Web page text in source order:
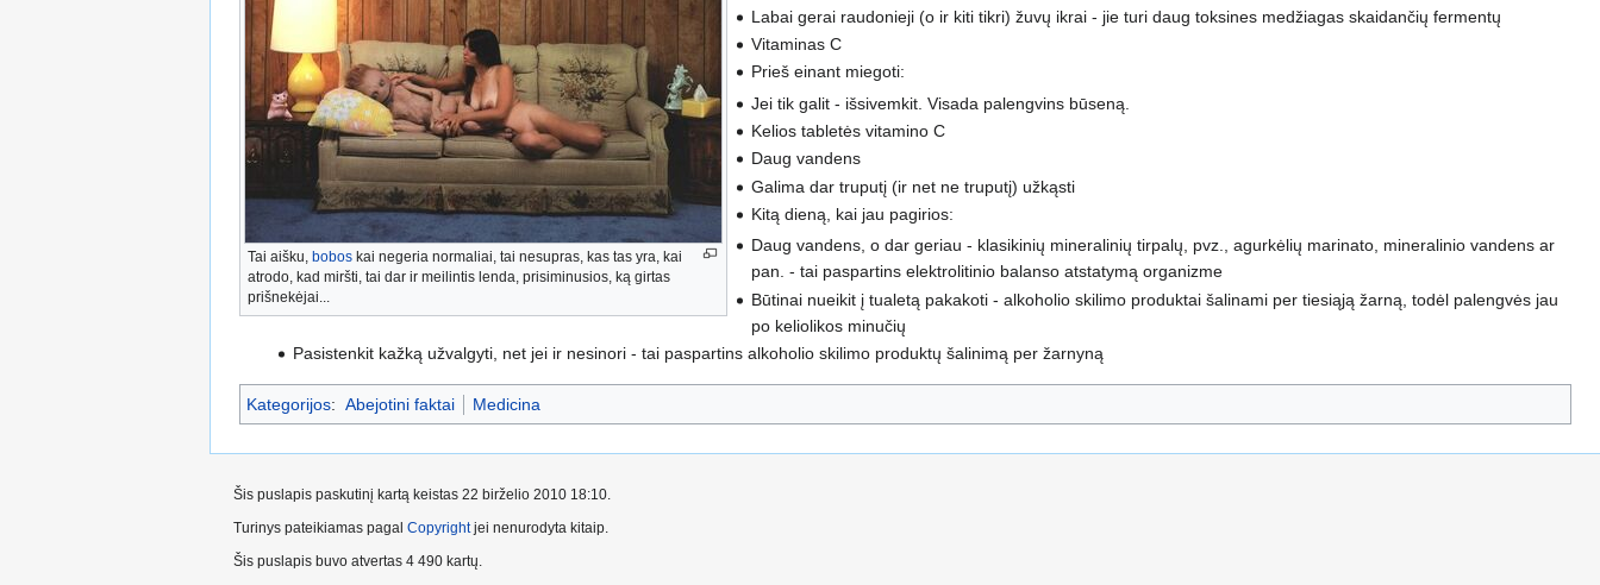
Tai aišku, bobos kai negeria normaliai, tai nesupras, kas tas yra, kai
atrodo, kad miršti, tai dar ir meilintis lenda, prisiminusios, ką girtas
prišnekėjai...
Labai gerai raudonieji (o ir kiti tikri) žuvų ikrai - jie turi daug toksines medžiagas skaidančių fermentų
Vitaminas C
Prieš einant miegoti:
Jei tik galit - išsivemkit. Visada palengvins būseną.
Kelios tabletės vitamino C
Daug vandens
Galima dar truputį (ir net ne truputį) užkąsti
Kitą dieną, kai jau pagirios:
Daug vandens, o dar geriau - klasikinių mineralinių tirpalų, pvz., agurkėlių marinato, mineralinio vandens ar
pan. - tai paspartins elektrolitinio balanso atstatymą organizme
Būtinai nueikit į tualetą pakakoti - alkoholio skilimo produktai šalinami per tiesiąją žarną, todėl palengvės jau
po keliolikos minučių
Pasistenkit kažką užvalgyti, net jei ir nesinori - tai paspartins alkoholio skilimo produktų šalinimą per žarnyną
Kategorijos: Abejotini faktai Medicina
Šis puslapis paskutinį kartą keistas 22 birželio 2010 18:10.
Turinys pateikiamas pagal Copyrightjei nenurodyta kitaip.
Šis puslapis buvo atvertas 4 490 kartų.